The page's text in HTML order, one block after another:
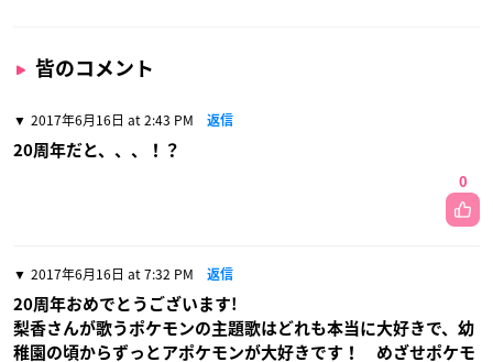
皆のコメント
2017年6月16日 at 2:43 PM 返信
20周年だと、、、！？
0
2017年6月16日 at 7:32 PM 返信
20周年おめでとうございます!
梨香さんが歌うポケモンの主題歌はどれも本当に大好きで、幼
稚園の頃からずっとアポケモンが大好きです！ めざせポケモ